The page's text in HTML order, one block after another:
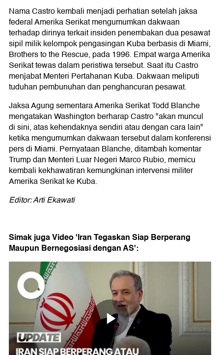
Nama Castro kembali menjadi perhatian setelah jaksa
federal Amerika Serikat mengumumkan dakwaan
terhadap dirinya terkait insiden penembakan dua pesawat
sipil milik kelompok pengasingan Kuba berbasis di Miami,
Brothers to the Rescue, pada 1996. Empat warga Amerika
Serikat tewas dalam peristiwa tersebut. Saat itu Castro
menjabat Menteri Pertahanan Kuba. Dakwaan meliputi
tuduhan pembunuhan dan penghancuran pesawat.
Jaksa Agung sementara Amerika Serikat Todd Blanche
mengatakan Washington berharap Castro "akan muncul
di sini, atas kehendaknya sendiri atau dengan cara lain"
ketika mengumumkan dakwaan tersebut dalam konferensi
pers di Miami. Pernyataan Blanche, ditambah komentar
Trump dan Menteri Luar Negeri Marco Rubio, memicu
kembali kekhawatiran kemungkinan intervensi militer
Amerika Serikat ke Kuba.
Editor: Arti Ekawati
Simak juga Video 'Iran Tegaskan Siap Berperang
Maupun Bernegosiasi dengan AS':